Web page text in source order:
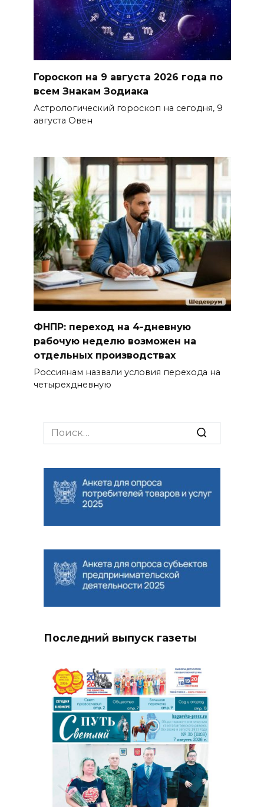
Гороскоп на 9 августа 2026 года по
всем Знакам Зодиака
Астрологический гороскоп на сегодня, 9
августа Овен
ФНПР: переход на 4-дневную
рабочую неделю возможен на
отдельных производствах
Россиянам назвали условия перехода на
четырехдневную
Search
for:
Последний выпуск газеты